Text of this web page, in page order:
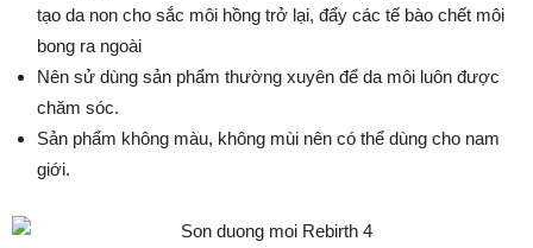
tạo da non cho sắc môi hồng trở lại, đẩy các tế bào chết môi
bong ra ngoài
Nên sử dùng sản phẩm thường xuyên để da môi luôn được
chăm sóc.
Sản phẩm không màu, không mùi nên có thể dùng cho nam
giới.